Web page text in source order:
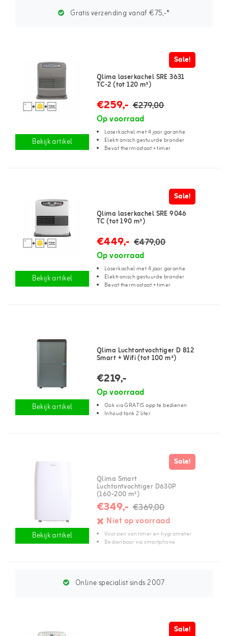
Gratis verzending vanaf €75,-*
Bekijk artikel
Sale!
Qlima laserkachel SRE 3631
TC-2 (tot 120 m³)
€259,- €279,00
Op voorraad
Laserkachel met 4 jaar garantie
Elektronisch gestuurde brander
Bevat thermostaat + timer
Bekijk artikel
Sale!
Qlima laserkachel SRE 9046
TC (tot 190 m³)
€449,- €479,00
Op voorraad
Laserkachel met 4 jaar garantie
Elektronisch gestuurde brander
Bevat thermostaat + timer
Bekijk artikel
Qlima Luchtontvochtiger D 812
Smart + Wifi (tot 100 m³)
€219,-
Op voorraad
Ook via GRATIS app te bedienen
Inhoud tank 2 liter
Bekijk artikel
Sale!
Qlima Smart
Luchtontvochtiger D630P
(160-200 m³)
€349,- €369,00
Niet op voorraad
Voorzien van timer en hygrometer
Bedienbaar via smartphone
Online specialist sinds 2007
Sale!